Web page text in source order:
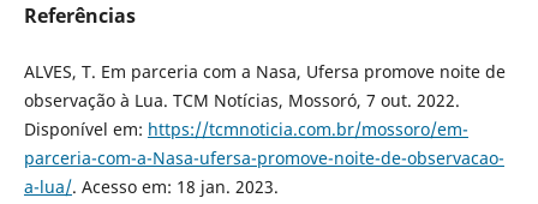
Referências
ALVES, T. Em parceria com a Nasa, Ufersa promove noite de
observação à Lua. TCM Notícias, Mossoró, 7 out. 2022.
Disponível em: https://tcmnoticia.com.br/mossoro/em-
parceria-com-a-Nasa-ufersa-promove-noite-de-observacao-
a-lua/. Acesso em: 18 jan. 2023.